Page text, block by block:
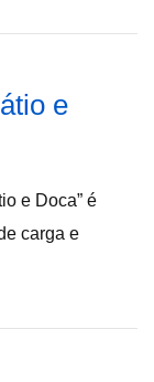
e
e Doca” é
carga e